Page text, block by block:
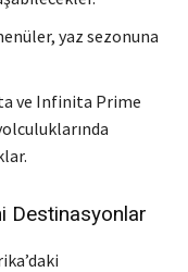
yaz sezonuna
ve Infinita Prime
Destinasyonlar